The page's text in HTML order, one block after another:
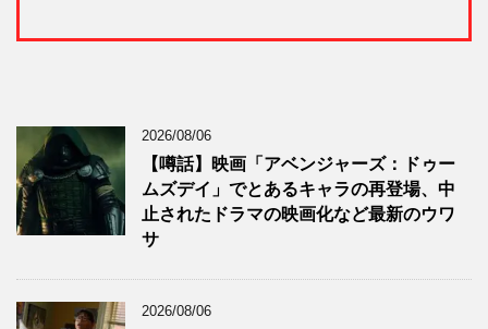
2026/08/06
【噂話】映画「アベンジャーズ：ドゥー
ムズデイ」でとあるキャラの再登場、中
止されたドラマの映画化など最新のウワ
サ
2026/08/06